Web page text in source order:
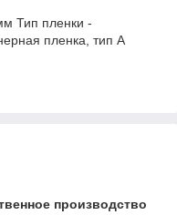
Тип пленки -
пленка, тип А
производство